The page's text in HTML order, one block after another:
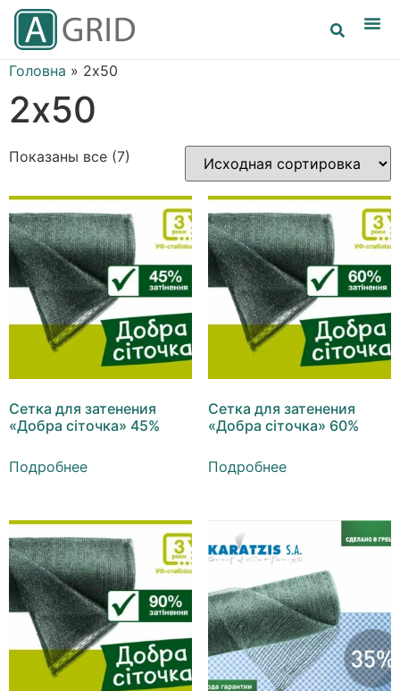
Головна » 2х50
2х50
Показаны все (7)
Сетка для затенения
«Добра сіточка» 45%
Подробнее
Сетка для затенения
«Добра сіточка» 60%
Подробнее